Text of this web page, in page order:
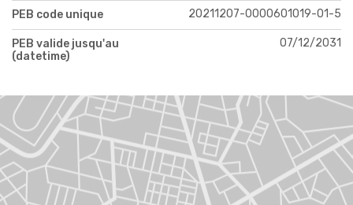
PEB code unique 20211207-0000601019-01-5
PEB valide jusqu'au
(datetime)
07/12/2031